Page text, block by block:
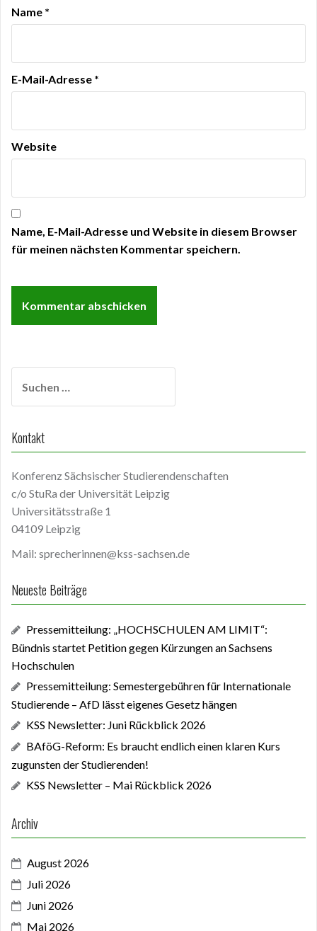
Name *
E-Mail-Adresse *
Website
Name, E-Mail-Adresse und Website in diesem Browser
für meinen nächsten Kommentar speichern.
nach:
Kontakt
Konferenz Sächsischer Studierendenschaften
c/o StuRa der Universität Leipzig
Universitätsstraße 1
04109 Leipzig
Mail: sprecherinnen@kss-sachsen.de
Neueste Beiträge
Pressemitteilung: „HOCHSCHULEN AM LIMIT“:
Bündnis startet Petition gegen Kürzungen an Sachsens
Hochschulen
Pressemitteilung: Semestergebühren für Internationale
Studierende – AfD lässt eigenes Gesetz hängen
KSS Newsletter: Juni Rückblick 2026
BAföG-Reform: Es braucht endlich einen klaren Kurs
zugunsten der Studierenden!
KSS Newsletter – Mai Rückblick 2026
Archiv
August 2026
Juli 2026
Juni 2026
Mai 2026